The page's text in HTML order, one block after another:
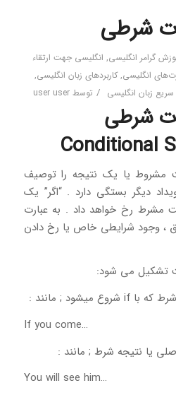
شرطی
گرامر انگلیسی, انگلیسی جهت ارتقاء
انگلیسی,کاربردهای زبان انگلیسی,
سریع زبان انگلیسی / توسط user user
شرطی
Conditional
یا یک نتیجه را توصیف
دیگر بستگی دارد . “اگر” یک
مشرط رخ خواهد داد . به عبارت
، وجود شرایطی خاص یا رخ دادن
تشکیل می شود:
…If you come
…You will see him